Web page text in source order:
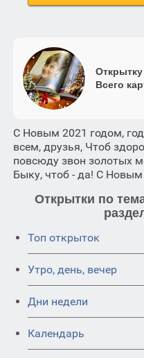
Открытку
Всего
С Новым 2021 годом,
всем, друзья, Чтоб
повсюду звон золотых
Быку, чтоб - да! С
Открытки по
Топ открыток
Утро, день, вечер
Дни недели
Календарь